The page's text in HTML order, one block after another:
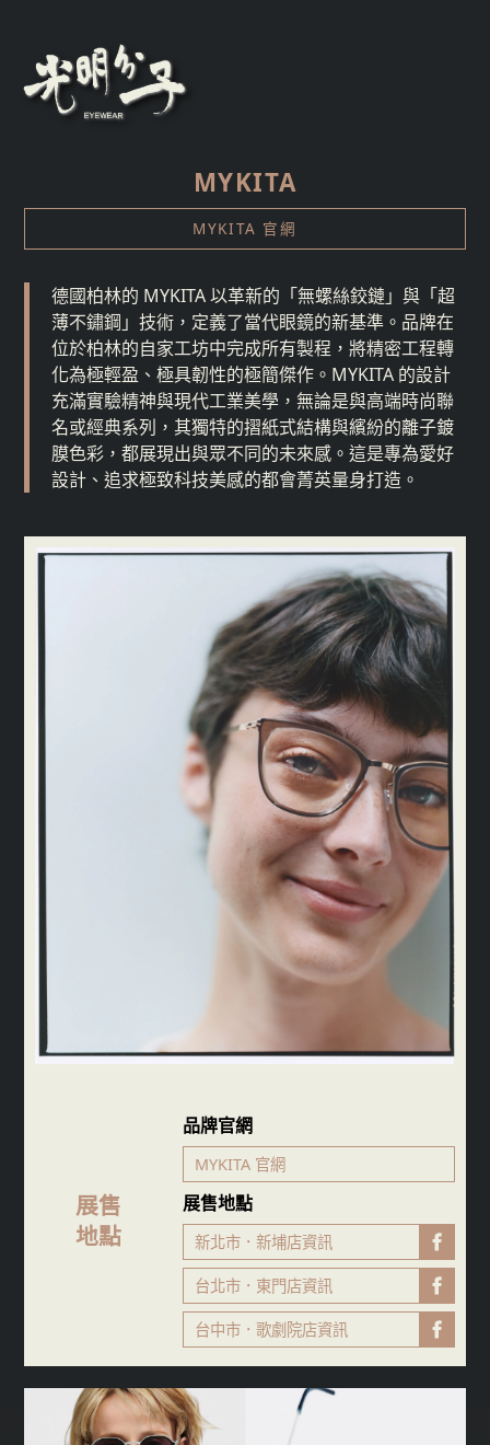
MYKITA
MYKITA 官網
德國柏林的 MYKITA 以革新的「無螺絲鉸鏈」與「超
薄不鏽鋼」技術，定義了當代眼鏡的新基準。品牌在
位於柏林的自家工坊中完成所有製程，將精密工程轉
化為極輕盈、極具韌性的極簡傑作。MYKITA 的設計
充滿實驗精神與現代工業美學，無論是與高端時尚聯
名或經典系列，其獨特的摺紙式結構與繽紛的離子鍍
膜色彩，都展現出與眾不同的未來感。這是專為愛好
設計、追求極致科技美感的都會菁英量身打造。
展售
地點
品牌官網
MYKITA 官網
展售地點
新北市．新埔店資訊
台北市．東門店資訊
台中市．歌劇院店資訊FB粉專